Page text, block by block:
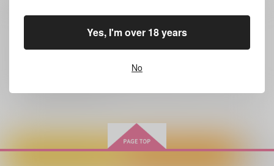
カートに入れる ワンクリック購入
キャンセルについてはこちらをご覧下さい。
こちらをご覧下さい。
おまとめ配送についてはこちらをご覧下さい。
をご覧下さい。
No
Yes, I'm over 18 years